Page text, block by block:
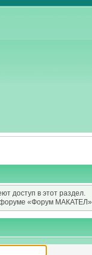
доступ в этот раздел.
«Форум МАКАТЕЛ».